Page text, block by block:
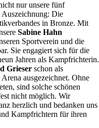
nur unsere fünf
Auszeichnung: Die
in Bronze. Mit
Sabine Hahn
Sportverein und die
Sie engagiert sich für die
Jahren als Kampfrichterin.
Grieserschon als
ausgezeichnet. Ohne
sind solche schönen
nicht möglich. Wir
herzlich und bedanken uns
Kampfrichtern für ihren